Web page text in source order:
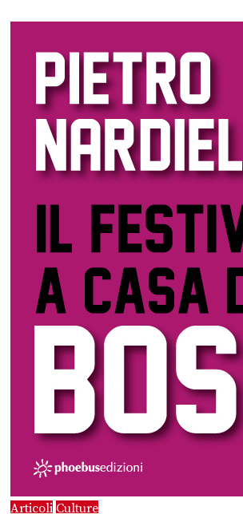
Articoli Culture